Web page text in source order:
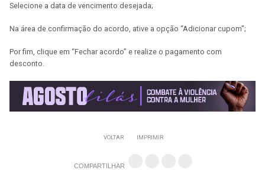
Selecione a data de vencimento desejada;
Na área de confirmação do acordo, ative a opção “Adicionar cupom”;
Por fim, clique em “Fechar acordo” e realize o pagamento com
desconto.
VOLTAR IMPRIMIR
COMPARTILHAR